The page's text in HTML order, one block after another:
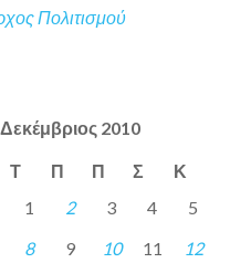
Πολιτισμού
Δεκέμβριος 2010
Τ Π Π Σ Κ
1 2 3 4
5
8 9 10 11
12